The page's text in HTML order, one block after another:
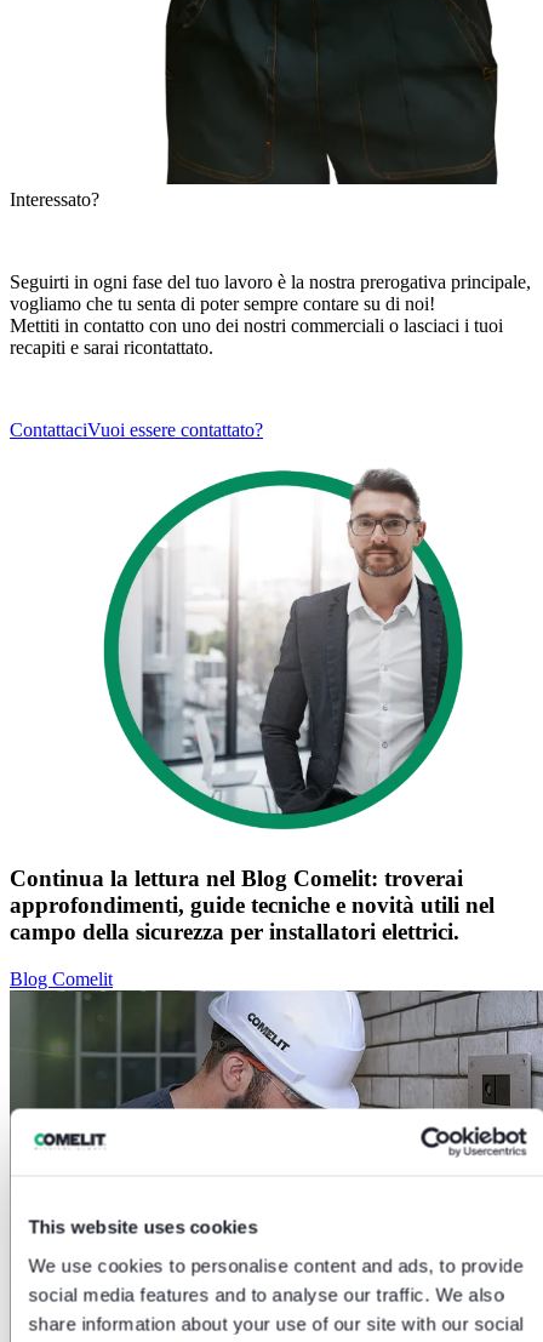
This website uses cookies
We use cookies to personalise content and ads, to provide
social media features and to analyse our traffic. We also
share information about your use of our site with our social
Interessato?
Seguirti in ogni fase del tuo lavoro è la nostra prerogativa principale,
vogliamo che tu senta di poter sempre contare su di noi!
Mettiti in contatto con uno dei nostri commerciali o lasciaci i tuoi
recapiti e sarai ricontattato.
ContattaciVuoi essere contattato?
Continua la lettura nel Blog Comelit: troverai
approfondimenti, guide tecniche e novità utili nel
campo della sicurezza per installatori elettrici.
Blog Comelit